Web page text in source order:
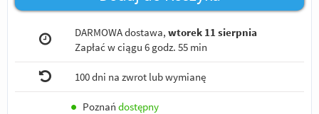
DARMOWA dostawa,wtorek 11 sierpnia
Zapłać w ciągu6 godz. 55 min
100 dni na zwrot lub wymianę
● Poznań dostępny